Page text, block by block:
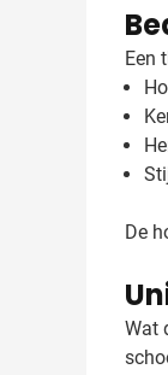
Een
De
Wat